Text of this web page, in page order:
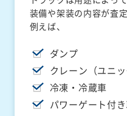
装備や架装の内容が査
例えば、
ダンプ
クレーン（ユニ
冷凍・冷蔵車
パワーゲート付